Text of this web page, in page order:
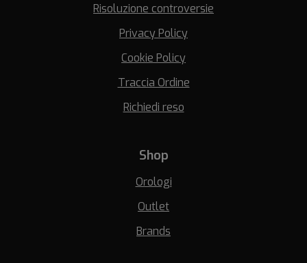
Risoluzione controversie
Privacy Policy
Cookie Policy
Traccia Ordine
Richiedi reso
Shop
Orologi
Outlet
Brands